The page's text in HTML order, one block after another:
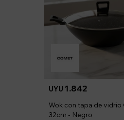
UYU 1.842
Wok con tapa de
32cm - Negro